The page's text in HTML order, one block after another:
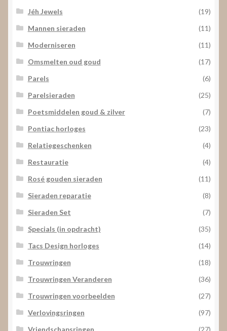
Jéh Jewels
(19)
Mannen sieraden
(11)
Moderniseren
(11)
Omsmelten oud goud
(17)
Parels
(6)
Parelsieraden
(25)
Poetsmiddelen goud & zilver
(7)
Pontiac horloges
(23)
Relatiegeschenken
(4)
Restauratie
(4)
Rosé gouden sieraden
(11)
Sieraden reparatie
(8)
Sieraden Set
(7)
Specials (in opdracht)
(35)
Tacs Design horloges
(14)
Trouwringen
(18)
Trouwringen Veranderen
(36)
Trouwringen voorbeelden
(27)
Verlovingsringen
(97)